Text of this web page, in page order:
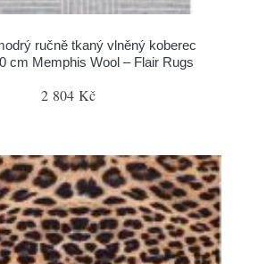
ručně tkaný vlněný koberec
cm Memphis Wool – Flair Rugs
2 804 Kč